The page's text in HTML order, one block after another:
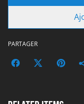
PARTAGER